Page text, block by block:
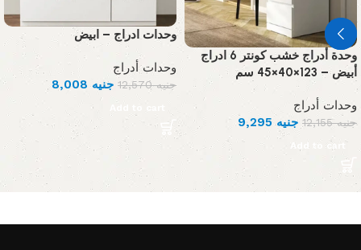
وحدة أدراج خشب كونتر 6 ادراج
أبيض – 123×40×45 سم
وحدات أدراج
جنيه12,155 جنيه9,295
Add to cart
وحدات ادراج – ابيض
وحدات أدراج
جنيه12,570 جنيه8,008
Add to cart